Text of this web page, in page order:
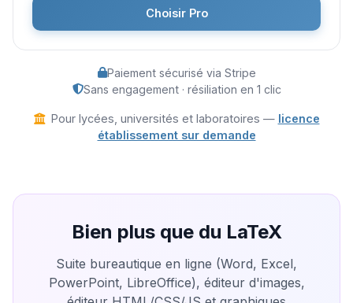
Choisir Pro
Paiement sécurisé via Stripe
Sans engagement · résiliation en 1 clic
Pour lycées, universités et laboratoires — licence
établissement sur demande
Bien plus que du LaTeX
Suite bureautique en ligne (Word, Excel,
PowerPoint, LibreOffice), éditeur d'images,